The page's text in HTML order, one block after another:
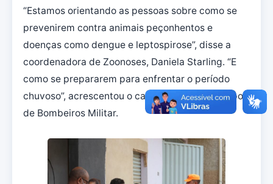
“Estamos orientando as pessoas sobre como se
prevenirem contra animais peçonhentos e
doenças como dengue e leptospirose”, disse a
coordenadora de Zoonoses, Daniela Starling. “E
como se prepararem para enfrentar o período
chuvoso”, acrescentou o cabo Siqueira, do Corpo
de Bombeiros Militar.